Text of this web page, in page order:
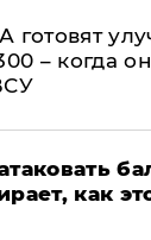
готовят
– когда
как